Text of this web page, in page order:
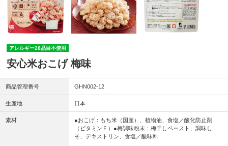
アレルギー28品目不使用
安心米おこげ 梅味
商品管理番号 GHN002-12
生産地 日本
素材
●おこげ：もち米（国産）、植物油、食塩／酸化防止剤
（ビタミンＥ）●梅調味粉末：梅干しペースト、調味し
そ、デキストリン、食塩／酸味料